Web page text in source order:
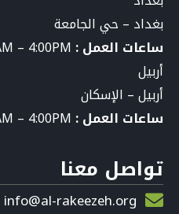
بغداد – حي الجامعة
ساعات العمل : – 4:00PM
أربيل
أربيل – الإسكان
ساعات العمل : – 4:00PM
تواصل معنا
info@al-rakeezeh.org